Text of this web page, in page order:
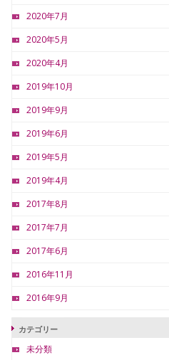
2020年7月
2020年5月
2020年4月
2019年10月
2019年9月
2019年6月
2019年5月
2019年4月
2017年8月
2017年7月
2017年6月
2016年11月
2016年9月
カテゴリー
未分類